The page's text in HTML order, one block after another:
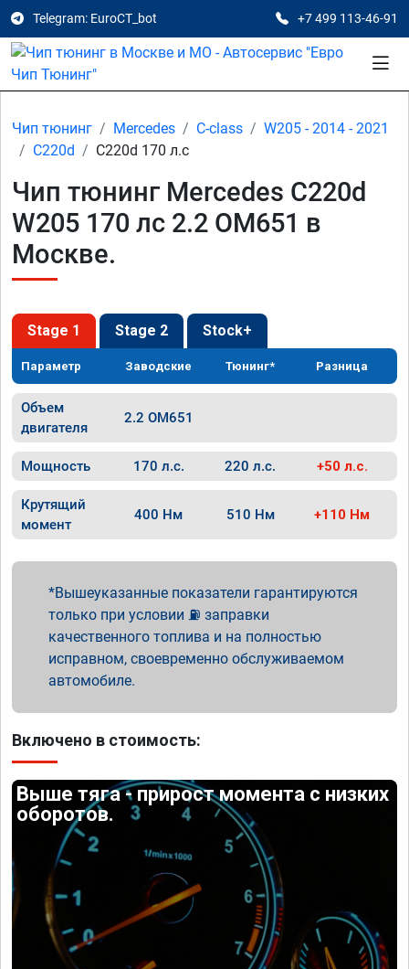
Telegram: EuroCT_bot +7 499 113-46-91
Чип тюнинг Mercedes C-class
W205 - 2014 - 2021
C220d
C220d 170 л.с
Чип тюнинг Mercedes C220d
W205 170 лс 2.2 OM651 в
Москве.
Stage 1 Stage 2 Stock+
Параметр Заводские Тюнинг* Разница
Объем
двигателя
2.2 OM651
Мощность 170 л.с. 220 л.с. +50 л.с.
Крутящий
момент
400 Нм 510 Нм +110 Нм
Вышеуказанные показатели гарантируются
только при условии ⛽ заправки
качественного топлива и на полностью
исправном, своевременно обслуживаемом
автомобиле.
Включено в стоимость:
Выше тяга - прирост момента с низких
оборотов.